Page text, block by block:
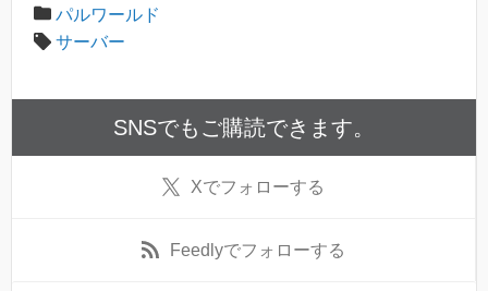
パルワールド
サーバー
SNSでもご購読できます。
Xでフォローする
Feedlyでフォローする